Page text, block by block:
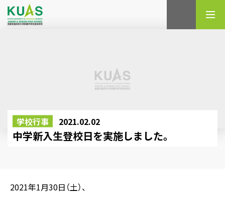
学校行事 2021.02.02
中学新入生登校日を実施しました。
2021年1月30日（土）、